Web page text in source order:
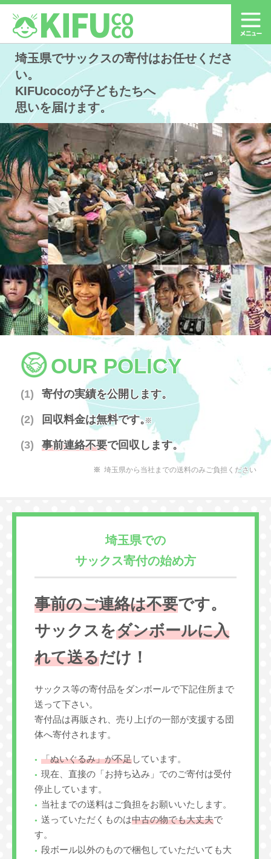
埼玉県でサックスの寄付はお任せくださ
い。
KIFUcocoが子どもたちへ
思いを届けます。
OUR POLICY
寄付の実績を公開します。
回収料金は無料です。
※
事前連絡不要で回収します。
埼玉県から当社までの送料のみご負担ください
埼玉県での
サックス寄付の始め方
事前のご連絡は不要です。
サックスをダンボールに入
れて送るだけ！
サックス等の寄付品をダンボールで下記住所まで
送って下さい。
寄付品は再販され、売り上げの一部が支援する団
体へ寄付されます。
「ぬいぐるみ」が不足しています。
現在、直接の「お持ち込み」でのご寄付は受付
停止しています。
当社までの送料はご負担をお願いいたします。
送っていただくものは中古の物でも大丈夫で
す。
段ボール以外のもので梱包していただいても大